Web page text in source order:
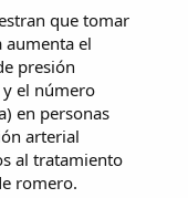
que tomar
aumenta el
presión
el número
en personas
arterial
al tratamiento
romero.